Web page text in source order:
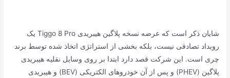
شایان ذکر است که عرضه نسخه پلاگین هیبریدی Tiggo 8 Pro یک
رویداد تصادفی نیست، بلکه بخشی از استراتژی اتخاذ شده توسط برند
چری است. این شرکت قصد دارد ابتدا بر روی وسایل نقلیه هیبریدی
پلاگین (PHEV) و پس از آن خودروهای الکتریکی (BEV) و هیبریدی